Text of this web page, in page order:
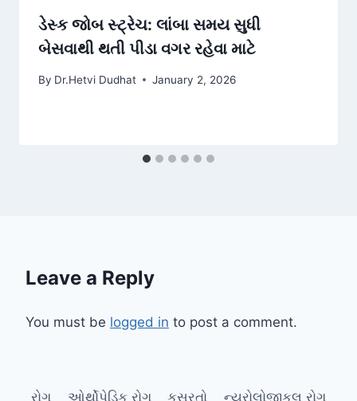
ડેસ્ક જોબ સ્ટ્રેચ: લાંબા સમય સુધી
બેસવાથી થતી પીડા વગર રહેવા માટે
By Dr.Hetvi Dudhat January 2, 2026
Leave a Reply
You must be logged in to post a comment.
રોગ ઓર્થોપેડિક રોગ કસરતો ન્યુરોલોજીકલ રોગ